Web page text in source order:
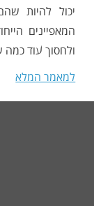
יכול להיות
המאפיינים
ולחסוך עוד
למאמר המלא